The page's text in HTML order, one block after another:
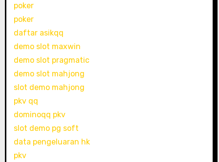
poker
poker
daftar asikqq
demo slot maxwin
demo slot pragmatic
demo slot mahjong
slot demo mahjong
pkv qq
dominoqq pkv
slot demo pg soft
data pengeluaran hk
pkv